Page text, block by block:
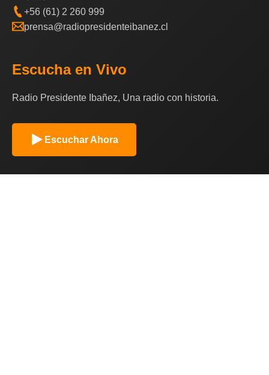
+56 (61) 2 260 999
prensa@radiopresidenteibanez.cl
Escucha en Vivo
Radio Presidente Ibañez, Una radio con historia.
Escuchar Ahora